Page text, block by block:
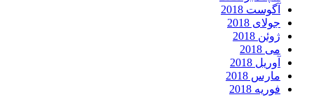
آگوست 2018
جولای 2018
ژوئن 2018
می 2018
آوریل 2018
مارس 2018
فوریه 2018